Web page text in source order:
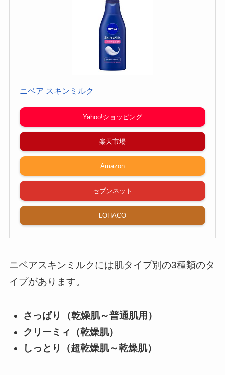
ニベア スキンミルク
Yahoo!ショッピング
楽天市場
Amazon
セブンネット
LOHACO
ニベアスキンミルクには肌タイプ別の3種類のタ
イプがあります。
さっぱり
（乾燥肌～普通肌用）
クリーミィ（乾燥肌）
しっとり（超乾燥肌～乾燥肌）